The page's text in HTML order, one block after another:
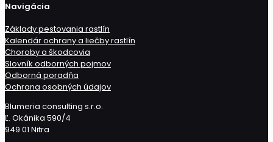
Navigácia
Základy pestovania rastlín
Kalendár ochrany a liečby rastlín
Choroby a škodcovia
Slovník odborných pojmov
Odborná poradňa
Ochrana osobných údajov
Blumeria consulting s.r.o.
Ľ. Okánika 590/4
949 01 Nitra